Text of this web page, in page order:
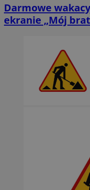
Darmowe
ekranie „Mój